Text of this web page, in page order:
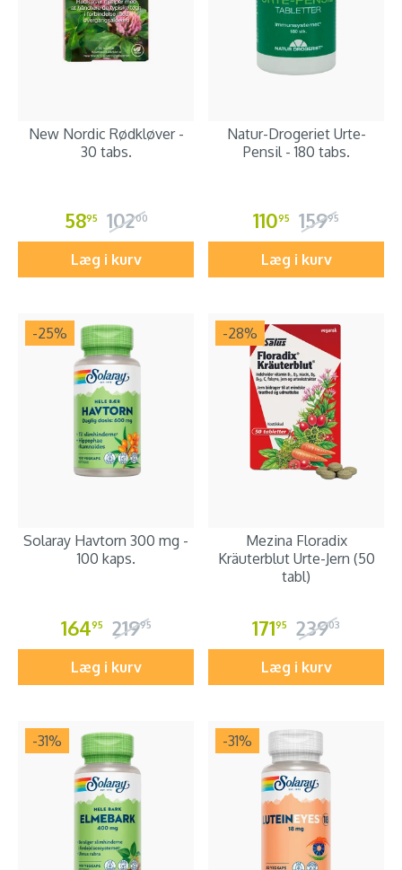
New Nordic Rødkløver -
30 tabs.
5895 10200
Læg i kurv
Natur-Drogeriet Urte-
Pensil - 180 tabs.
11095 15995
Læg i kurv
-25%
Solaray Havtorn 300 mg -
100 kaps.
16495 21995
Læg i kurv
-28%
Mezina Floradix
Kräuterblut Urte-Jern (50
tabl)
17195 23903
Læg i kurv
-31% -31%